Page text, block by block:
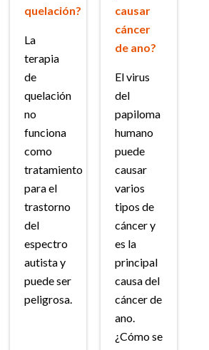
quelación?
La
terapia
de
quelación
no
funciona
como
tratamiento
para el
trastorno
del
espectro
autista y
puede ser
peligrosa.
causar
cáncer
de ano?
El virus
del
papiloma
humano
puede
causar
varios
tipos de
cáncer y
es la
principal
causa del
cáncer de
ano.
¿Cómo se